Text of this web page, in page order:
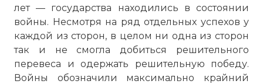
лет — государства находились в состоянии
войны. Несмотря на ряд отдельных успехов у
каждой из сторон, в целом ни одна из сторон
так и не смогла добиться решительного
перевеса и одержать решительную победу.
Войны обозначили максимально крайний